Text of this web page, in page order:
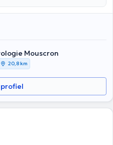
posturologie en
kliniek. Aarzel niet, hij zal u
Mouscron
20,8 km